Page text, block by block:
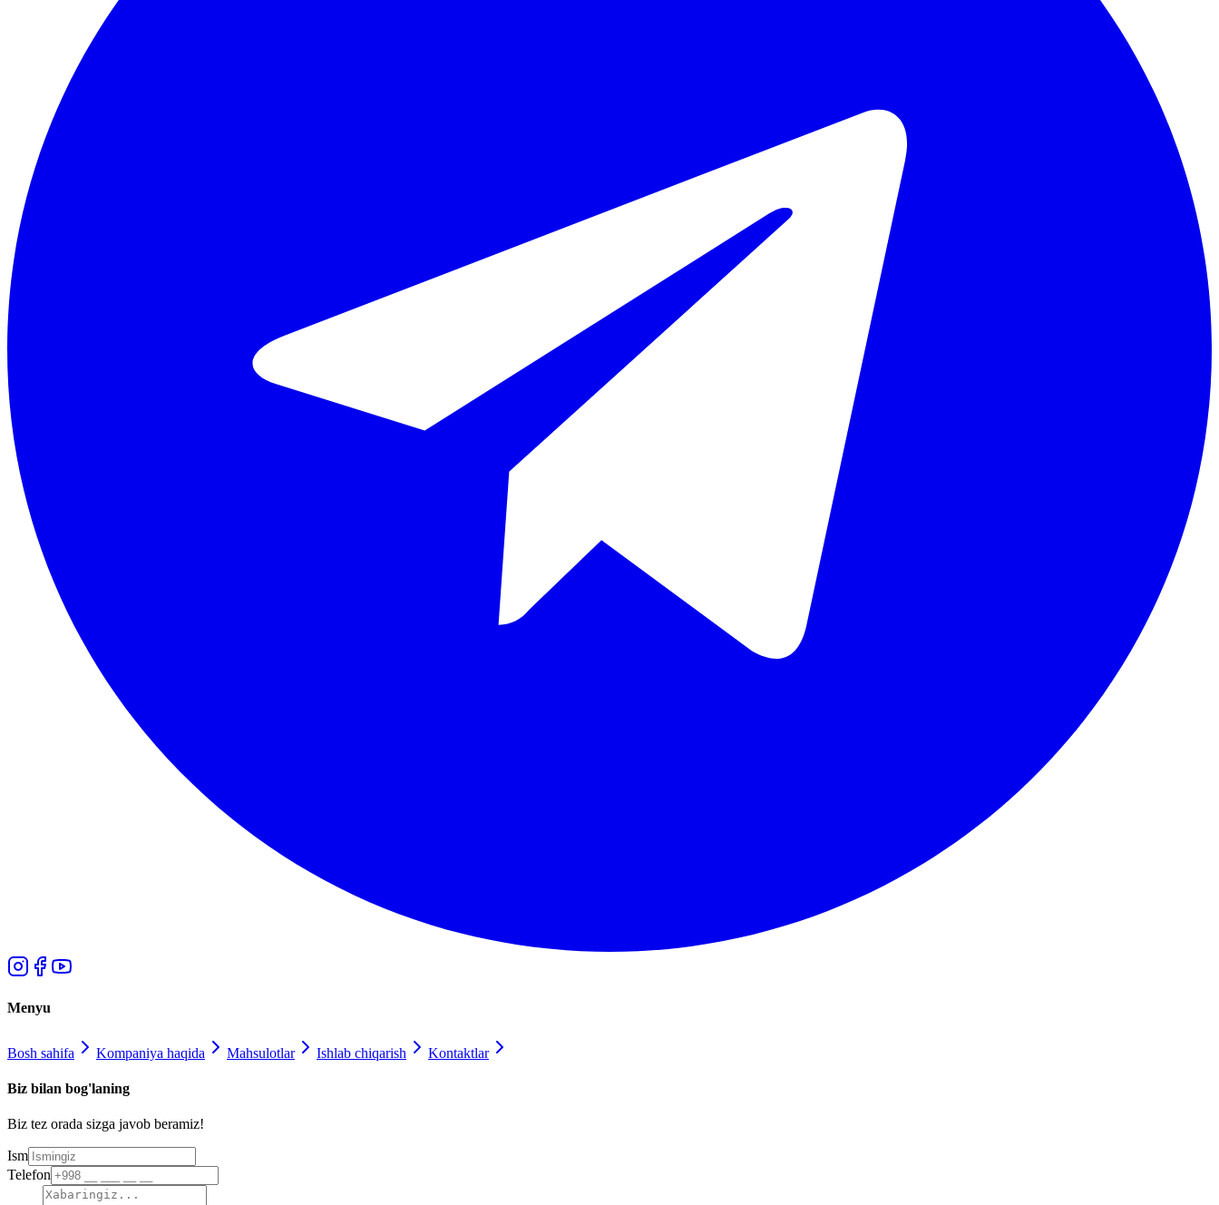
Menyu
Bosh sahifa Kompaniya haqida Mahsulotlar Ishlab chiqarish Kontaktlar
Biz bilan bog'laning
Biz tez orada sizga javob beramiz!
Ism
Telefon